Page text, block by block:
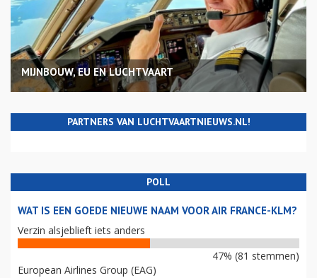
MIJNBOUW, EU EN LUCHTVAART
PARTNERS VAN LUCHTVAARTNIEUWS.NL!
POLL
WAT IS EEN GOEDE NIEUWE NAAM VOOR AIR FRANCE-KLM?
Verzin alsjeblieft iets anders
47% (81 stemmen)
European Airlines Group (EAG)